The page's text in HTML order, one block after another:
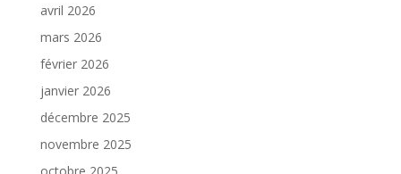
avril 2026
mars 2026
février 2026
janvier 2026
décembre 2025
novembre 2025